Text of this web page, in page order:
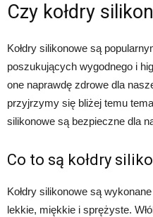
Czy kołdry
Kołdry silikonowe są
poszukujących wygodnego i
one naprawdę zdrowe dla
przyjrzymy się bliżej temu
silikonowe są bezpieczne dla
Co to są kołdry
Kołdry silikonowe są
lekkie, miękkie i sprężyste.